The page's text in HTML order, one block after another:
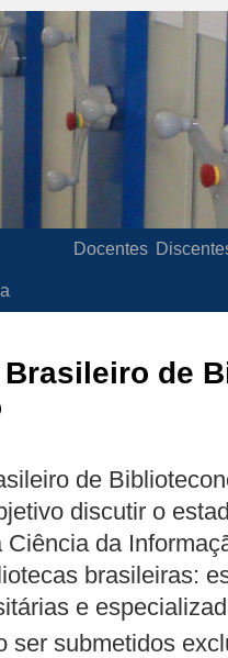
Docentes
Brasileiro de
de
discutir o
da
brasileiras:
e
ser submetidos